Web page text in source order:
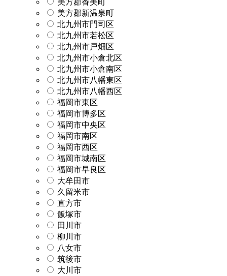
美方郡新温泉町
北九州市門司区
北九州市若松区
北九州市戸畑区
北九州市小倉北区
北九州市小倉南区
北九州市八幡東区
北九州市八幡西区
福岡市東区
福岡市博多区
福岡市中央区
福岡市南区
福岡市西区
福岡市城南区
福岡市早良区
大牟田市
久留米市
直方市
飯塚市
田川市
柳川市
八女市
筑後市
大川市